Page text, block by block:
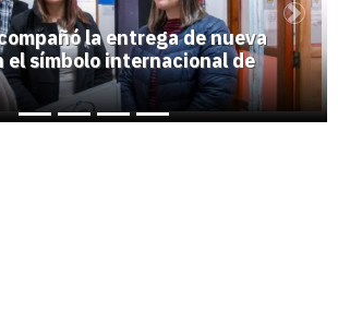
la entrega de nueva
el símbolo internacional de
Next